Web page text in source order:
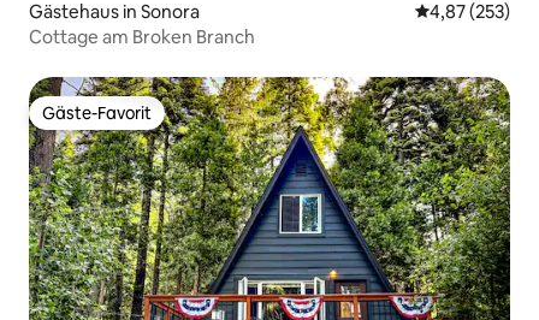
Gästehaus in Sonora
4,87 (253)
Cottage am Broken Branch
Gäste-Favorit
Gäste-Favorit